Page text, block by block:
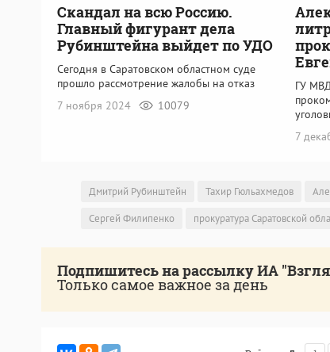
Скандал на всю Россию.
Главный фигурант дела
Рубинштейна выйдет по УДО
Сегодня в Саратовском областном суде
прошло рассмотрение жалобы на отказ
7 ноября 2024
10079
ГУ
7
Дмитрий Рубинштейн Тахир Гюльахмедов
Сергей Филипенко
прокуратура Саратовской
Подпишитесь на рассылку ИА
Только самое важное за день